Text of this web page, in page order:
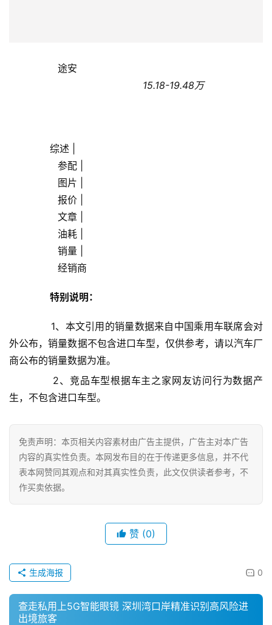
                途安
                                            15.18-19.48万
综述 |
                参配 |
                图片 |
                报价 |
                文章 |
                油耗 |
                销量 |
                经销商
特别说明：
1、本文引用的销量数据来自中国乘用车联席会对
外公布，销量数据不包含进口车型，仅供参考，请以汽车厂
商公布的销量数据为准。
2、竞品车型根据车主之家网友访问行为数据产
生，不包含进口车型。
免责声明：本页相关内容素材由广告主提供，广告主对本广告
内容的真实性负责。本网发布目的在于传递更多信息，并不代
表本网赞同其观点和对其真实性负责，此文仅供读者参考，不
作买卖依据。
赞 (0)
0
生成海报
查走私用上5G智能眼镜 深圳湾口岸精准识别高风险进
出境旅客